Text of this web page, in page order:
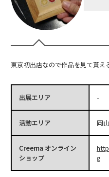
東京初出店なので作品を見て貰え
出展エリア -
活動エリア 岡
Creema オンライン
ショップ
g